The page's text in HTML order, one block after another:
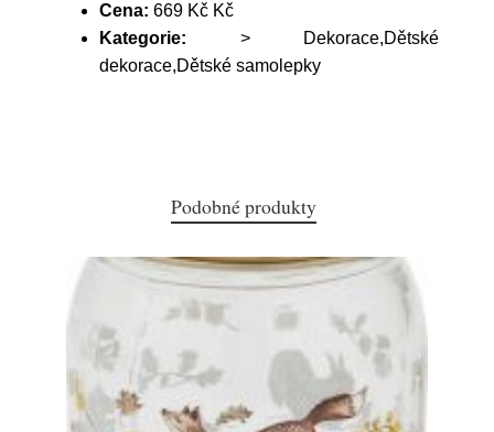
Cena: 669 Kč Kč
Kategorie: > Dekorace,Dětské
dekorace,Dětské samolepky
Podobné produkty